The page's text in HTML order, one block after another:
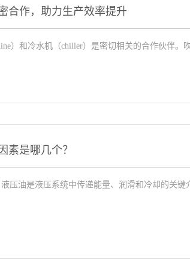
合作，助力生产效率提升
）和冷水机（chiller）是密切相关的合作伙伴。
素是哪几个？
压油是液压系统中传递能量、润滑和冷却的关